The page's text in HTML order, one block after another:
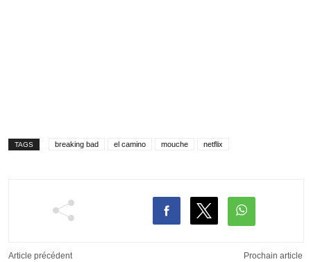
TAGS breaking bad el camino mouche netflix
Article précédent Prochain article